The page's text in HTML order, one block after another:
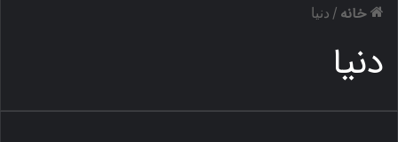
ی
خانه / دنیا
دنیا